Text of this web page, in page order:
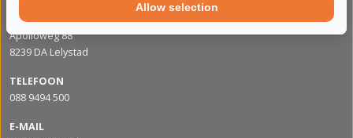
ADRES
Apolloweg 88
8239 DA Lelystad
TELEFOON
088 9494 500
E-MAIL
Allow selection